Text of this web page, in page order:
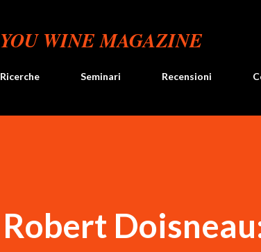
YOU WINE MAGAZINE
Ricerche Seminari Recensioni
Robert